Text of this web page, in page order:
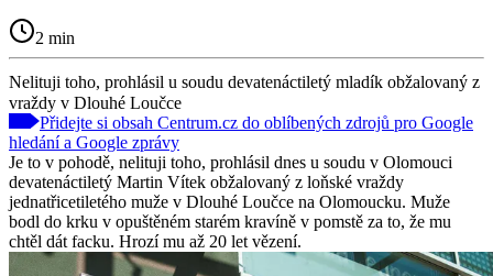
2 min
Nelituji toho, prohlásil u soudu devatenáctiletý mladík obžalovaný z
vraždy v Dlouhé Loučce
Přidejte si obsah Centrum.cz do oblíbených zdrojů pro Google
hledání a Google zprávy
Je to v pohodě, nelituji toho, prohlásil dnes u soudu v Olomouci
devatenáctiletý Martin Vítek obžalovaný z loňské vraždy
jednatřicetiletého muže v Dlouhé Loučce na Olomoucku. Muže
bodl do krku v opuštěném starém kravíně v pomstě za to, že mu
chtěl dát facku. Hrozí mu až 20 let vězení.